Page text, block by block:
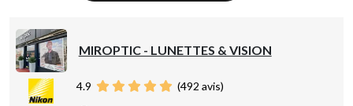
MIROPTIC - LUNETTES & VISION
4.9 (492 avis)